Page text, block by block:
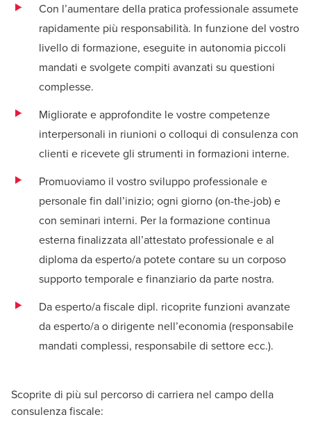
Con l’aumentare della pratica professionale assumete
rapidamente più responsabilità. In funzione del vostro
livello di formazione, eseguite in autonomia piccoli
mandati e svolgete compiti avanzati su questioni
complesse.
Migliorate e approfondite le vostre competenze
interpersonali in riunioni o colloqui di consulenza con
clienti e ricevete gli strumenti in formazioni interne.
Promuoviamo il vostro sviluppo professionale e
personale fin dall’inizio; ogni giorno (on-the-job) e
con seminari interni. Per la formazione continua
esterna finalizzata all’attestato professionale e al
diploma da esperto/a potete contare su un corposo
supporto temporale e finanziario da parte nostra.
Da esperto/a fiscale dipl. ricoprite funzioni avanzate
da esperto/a o dirigente nell’economia (responsabile
mandati complessi, responsabile di settore ecc.).
Scoprite di più sul percorso di carriera nel campo della
consulenza fiscale: